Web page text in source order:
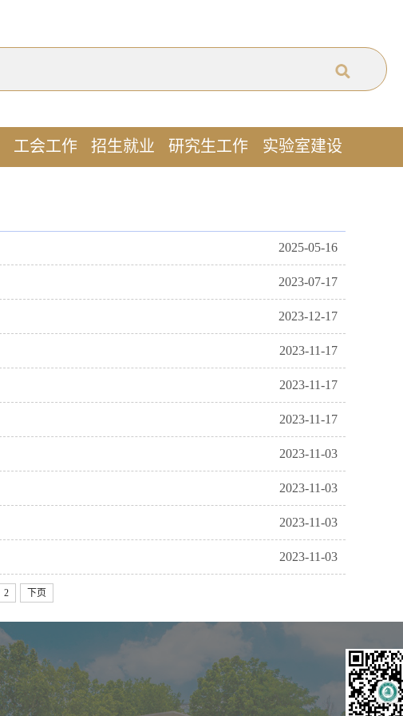
工会工作 招生就业 研究生工作 实验室建设
2025-05-16
2023-07-17
2023-12-17
2023-11-17
2023-11-17
2023-11-17
2023-11-03
2023-11-03
2023-11-03
2023-11-03
2 下页